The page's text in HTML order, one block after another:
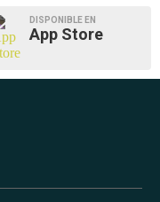
DISPONIBLE EN
App Store